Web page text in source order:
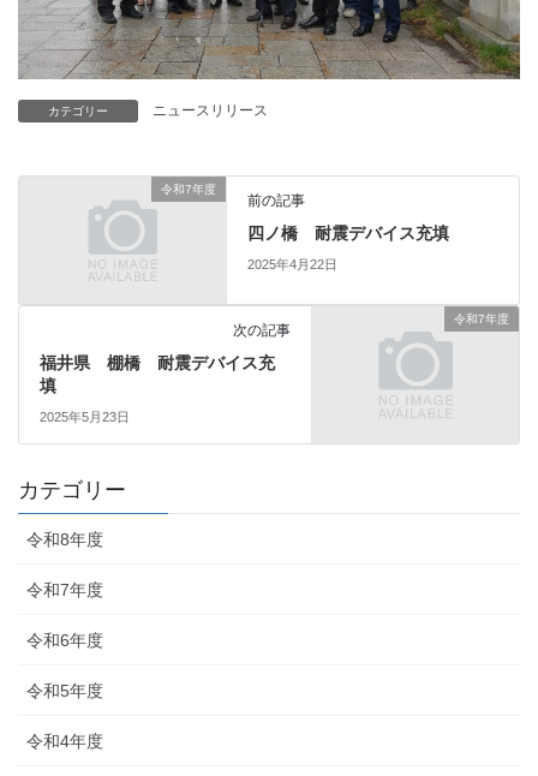
カテゴリー ニュースリリース
令和7年度
前の記事
四ノ橋 耐震デバイス充填
2025年4月22日
令和7年度
次の記事
福井県 棚橋 耐震デバイス充
填
2025年5月23日
カテゴリー
令和8年度
令和7年度
令和6年度
令和5年度
令和4年度